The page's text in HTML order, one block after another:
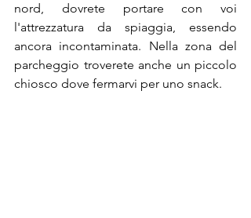
nord, dovrete portare con voi
l'attrezzatura da spiaggia, essendo
ancora incontaminata. Nella zona del
parcheggio troverete anche un piccolo
chiosco dove fermarvi per uno snack.